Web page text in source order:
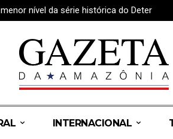
nível da série histórica do Deter
INTERNACIONAL